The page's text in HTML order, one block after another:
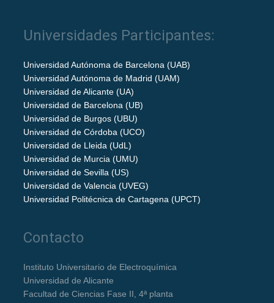
Universidades Participantes:
Universidad Autónoma de Barcelona (UAB)
Universidad Autónoma de Madrid (UAM)
Universidad de Alicante (UA)
Universidad de Barcelona (UB)
Universidad de Burgos (UBU)
Universidad de Córdoba (UCO)
Universidad de Lleida (UdL)
Universidad de Murcia (UMU)
Universidad de Sevilla (US)
Universidad de Valencia (UVEG)
Universidad Politécnica de Cartagena (UPCT)
Contacto
Instituto Universitario de Electroquímica
Universidad de Alicante
Facultad de Ciencias Fase II, 4ª planta